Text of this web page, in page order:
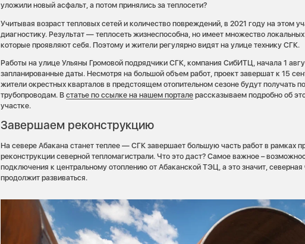
уложили новый асфальт, а потом принялись за теплосети?
Учитывая возраст тепловых сетей и количество повреждений, в 2021 году на этом
диагностику. Результат — теплосеть жизнеспособна, но имеет множество локальных
которые проявляют себя. Поэтому и жители регулярно видят на улице технику СГК.
Работы на улице Ульяны Громовой подрядчики СГК, компания СибИТЦ, начала 1
запланированные даты. Несмотря на большой объем работ, проект завершат к 15
жители окрестных кварталов в предстоящем отопительном сезоне будут получать
трубопроводам. Встатье по ссылке на нашем портале рассказываем подробно об
участке.
Завершаем реконструкцию
На севере Абакана станет теплее — СГК завершает большую часть работ в рамках
реконструкции северной тепломагистрали. Что это даст? Самое важное –
подключения к центральному отоплению от Абаканской ТЭЦ, а это значит, северная
продолжит развиваться.